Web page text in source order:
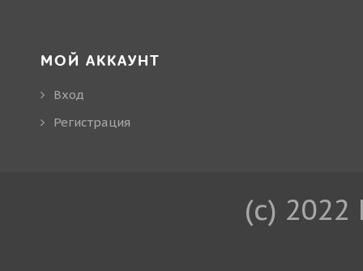
МОЙ АККАУНТ
Вход
Регистрация
(c)